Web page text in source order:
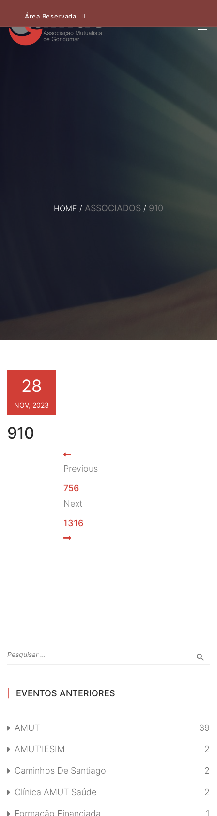
Área Reservada
HOME / ASSOCIADOS / 910
910
28
NOV, 2023
Previous
756
Next
1316
EVENTOS ANTERIORES
AMUT 39
AMUT'IESIM 2
Caminhos De Santiago 2
Clínica AMUT Saúde 2
Formação Financiada 1